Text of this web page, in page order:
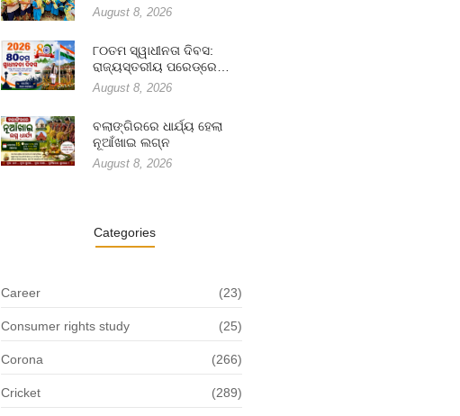
August 8, 2026
୮୦ତମ ସ୍ୱାଧୀନତା ଦିବସ:
ରାଜ୍ୟସ୍ତରୀୟ ପରେଡ୍‌ରେ…
August 8, 2026
ବଲାଙ୍ଗିରରେ ଧାର୍ଯ୍ୟ ହେଲା
ନୂଆଁଖାଇ ଲଗ୍ନ
August 8, 2026
Categories
Career (23)
Consumer rights study (25)
Corona (266)
Cricket (289)